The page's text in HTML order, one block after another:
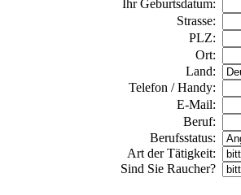
Ihr Geburtsdatum:
Strasse:
PLZ:
Ort:
Land:
Telefon / Handy:
E-Mail:
Beruf:
Berufsstatus:
Art der Tätigkeit:
Sind Sie Raucher?